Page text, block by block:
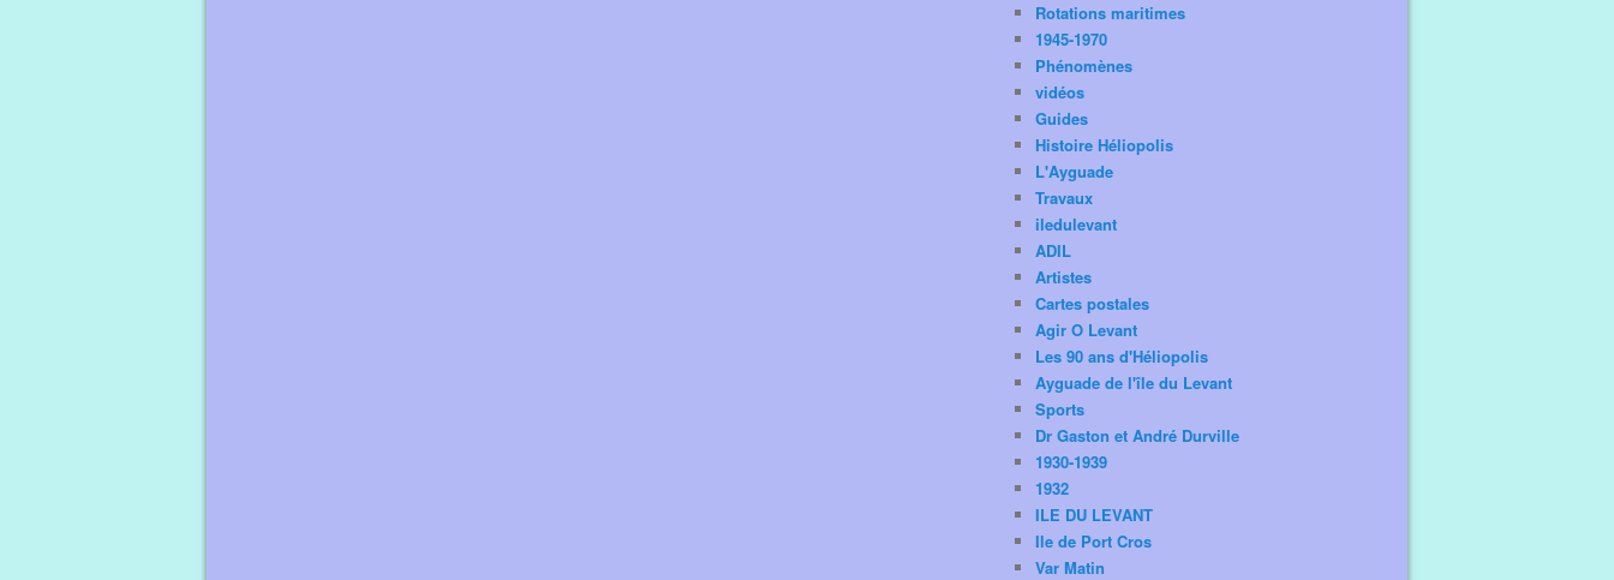
Rotations maritimes
1945-1970
Phénomènes
vidéos
Guides
Histoire Héliopolis
L'Ayguade
Travaux
iledulevant
ADIL
Artistes
Cartes postales
Agir O Levant
Les 90 ans d'Héliopolis
Ayguade de l'île du Levant
Sports
Dr Gaston et André Durville
1930-1939
1932
ILE DU LEVANT
Ile de Port Cros
Var Matin